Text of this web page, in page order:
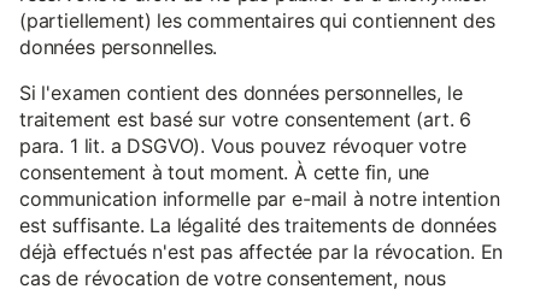
(partiellement) les commentaires qui contiennent des
données personnelles.
Si l'examen contient des données personnelles, le
traitement est basé sur votre consentement (art. 6
para. 1 lit. a DSGVO). Vous pouvez révoquer votre
consentement à tout moment. À cette fin, une
communication informelle par e-mail à notre intention
est suffisante. La légalité des traitements de données
déjà effectués n'est pas affectée par la révocation. En
cas de révocation de votre consentement, nous